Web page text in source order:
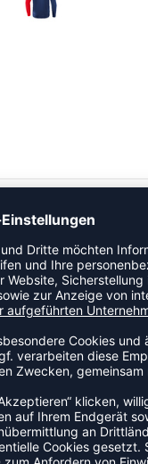
Stylischer 5-C Print